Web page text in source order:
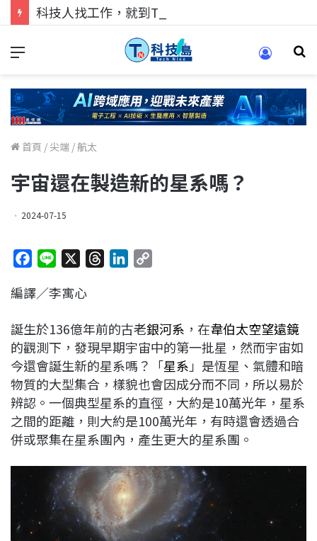
科技人找工作，就到TECH+ 科技專區!
首頁 /尖端 /航太
宇宙還在製造新的星系嗎？
2024-07-15
c
b
o
o
k
n
a
d
s
e
d
I
n
L
i
k
編譯／李寓心
誕生於136億年前的古老銀河系 ，在韋伯太空望遠鏡
的觀測下，發現早期宇宙中的第一批星，然而宇宙如
今還會誕生新的星系嗎？「星系 」是恆星、氣體和暗
物質的大型集合，樣貌也會因成分而不同，所以易於
辨認。一個典型星系的直徑，大約是10萬光年，星系
之間的距離，則大約是100萬光年，有時還會透過合
併或聚集在星系團內，產生更大的星系團。